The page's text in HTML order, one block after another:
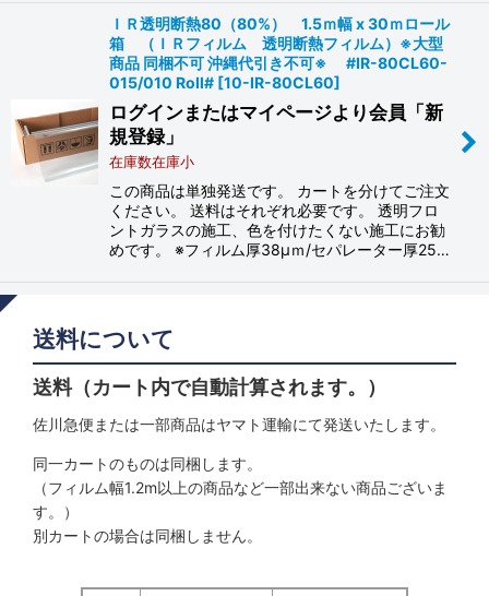
ＩＲ透明断熱80（80%） 1.5ｍ幅 x 30ｍロール
箱 （ＩＲフィルム 透明断熱フィルム）※大型
商品 同梱不可 沖縄代引き不可※ #IR-80CL60-
015/010 Roll# [10-IR-80CL60]
ログインまたはマイページより会員「新
規登録」
在庫数在庫小
この商品は単独発送です。 カートを分けてご注文
ください。 送料はそれぞれ必要です。 透明フロ
ントガラスの施工、色を付けたくない施工にお勧
めです。 ※フィルム厚38μｍ/セパレーター厚25…
送料について
送料（カート内で自動計算されます。）
佐川急便または一部商品はヤマト運輸にて発送いたします。
同一カートのものは同梱します。
（フィルム幅1.2m以上の商品など一部出来ない商品ございま
す。）
別カートの場合は同梱しません。